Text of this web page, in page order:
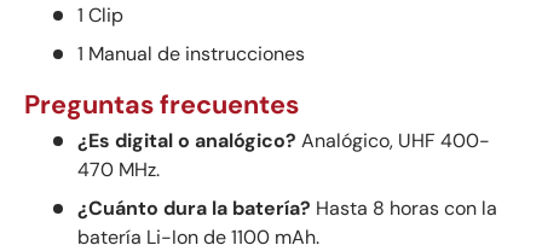
1 Clip
1 Manual de instrucciones
Preguntas frecuentes
¿Es digital o analógico? Analógico, UHF 400-
470 MHz.
¿Cuánto dura la batería? Hasta 8 horas con la
batería Li-Ion de 1100 mAh.